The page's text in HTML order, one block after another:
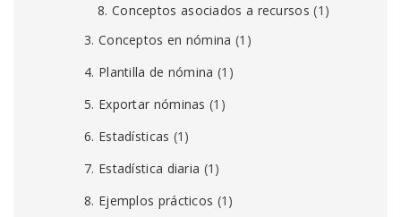
8. Conceptos asociados a recursos (1)
3. Conceptos en nómina (1)
4. Plantilla de nómina (1)
5. Exportar nóminas (1)
6. Estadísticas (1)
7. Estadística diaria (1)
8. Ejemplos prácticos (1)